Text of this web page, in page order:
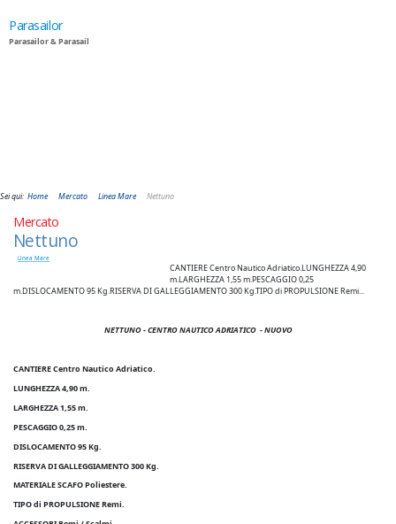
Parasailor
Parasailor & Parasail
Sei qui: Home Mercato Linea Mare Nettuno
Mercato
Nettuno
Linea Mare
CANTIERE Centro Nautico Adriatico.LUNGHEZZA 4,90
m.LARGHEZZA 1,55 m.PESCAGGIO 0,25
m.DISLOCAMENTO 95 Kg.RISERVA DI GALLEGGIAMENTO 300 Kg.TIPO di PROPULSIONE Remi...
NETTUNO - CENTRO NAUTICO ADRIATICO - NUOVO
CANTIERE Centro Nautico Adriatico.
LUNGHEZZA 4,90 m.
LARGHEZZA 1,55 m.
PESCAGGIO 0,25 m.
DISLOCAMENTO 95 Kg.
RISERVA DI GALLEGGIAMENTO 300 Kg.
MATERIALE SCAFO Poliestere.
TIPO di PROPULSIONE Remi.